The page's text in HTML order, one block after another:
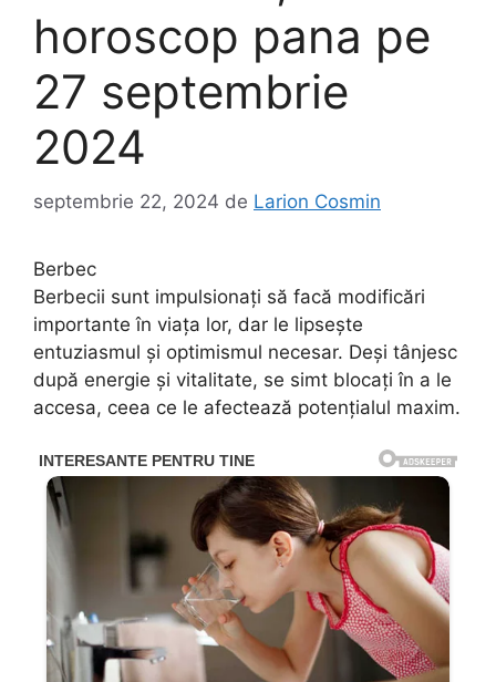
horoscop pana pe
27 septembrie
2024
septembrie 22, 2024 de Larion Cosmin
Berbec
Berbecii sunt impulsionați să facă modificări
importante în viața lor, dar le lipsește
entuziasmul și optimismul necesar. Deși tânjesc
după energie și vitalitate, se simt blocați în a le
accesa, ceea ce le afectează potențialul maxim.